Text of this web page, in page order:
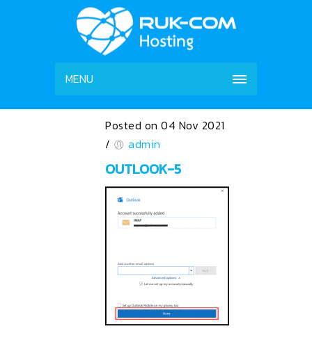
MENU
Posted on 04 Nov 2021
/
admin
OUTLOOK-5